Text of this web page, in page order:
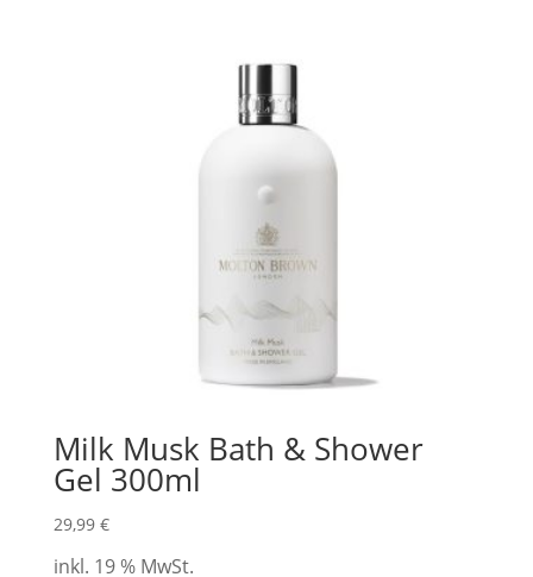
Milk Musk Bath & Shower
Gel 300ml
29,99 €
inkl. 19 % MwSt.